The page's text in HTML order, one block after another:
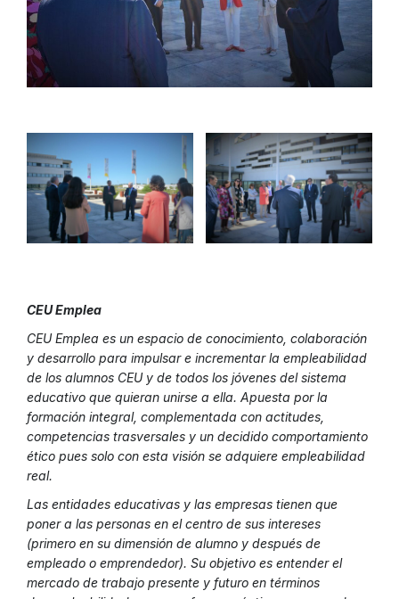
CEU Emplea
CEU Emplea es un espacio de conocimiento, colaboración
y desarrollo para impulsar e incrementar la empleabilidad
de los alumnos CEU y de todos los jóvenes del sistema
educativo que quieran unirse a ella. Apuesta por la
formación integral, complementada con actitudes,
competencias trasversales y un decidido comportamiento
ético pues solo con esta visión se adquiere empleabilidad
real.
Las entidades educativas y las empresas tienen que
poner a las personas en el centro de sus intereses
(primero en su dimensión de alumno y después de
empleado o emprendedor). Su objetivo es entender el
mercado de trabajo presente y futuro en términos